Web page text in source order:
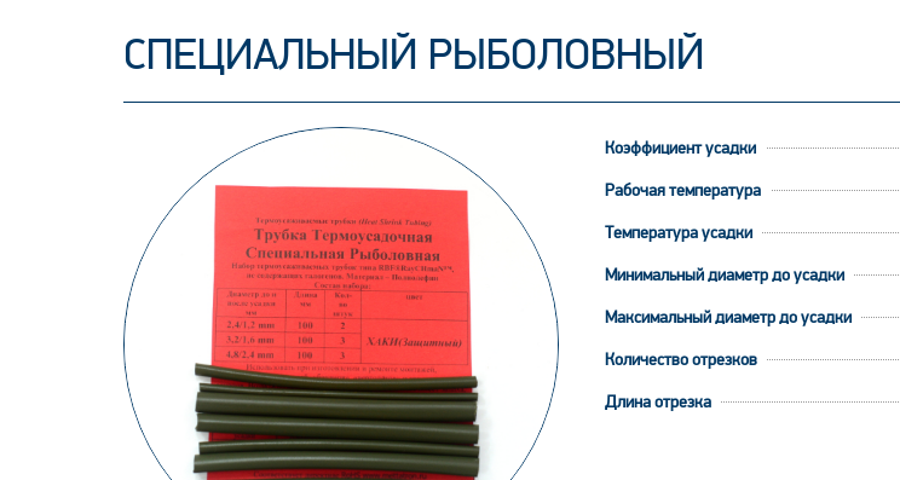
СПЕЦИАЛЬНЫЙ РЫБОЛОВНЫЙ
Коэффициент усадки
Рабочая температура
Температура усадки
Минимальный диаметр до усадки
Максимальный диаметр до усадки
Количество отрезков
Длина отрезка